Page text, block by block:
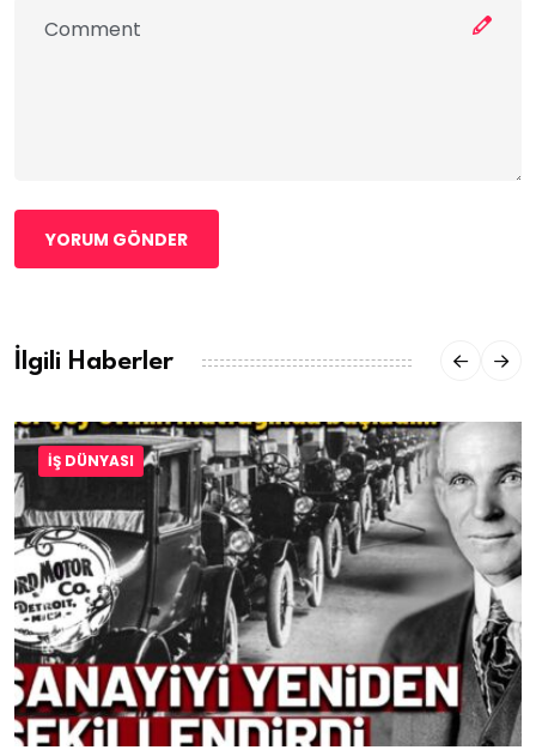
YORUM GÖNDER
İlgili Haberler
İŞ DÜNYASI